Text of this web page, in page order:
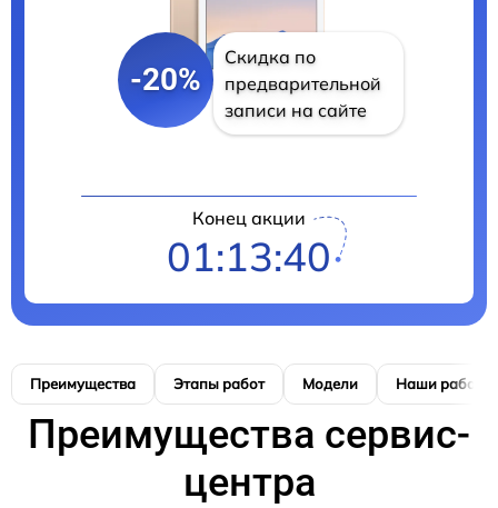
-20%
Скидка по
предварительной
записи на сайте
Конец акции
01:13:39
Преимущества Этапы работ Модели Наши работы
Преимущества сервис-
центра